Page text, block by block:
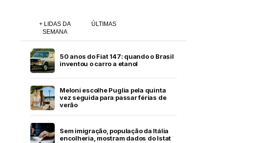
+ LIDAS DA
SEMANA
ÚLTIMAS
50 anos do Fiat 147: quando o Brasil
inventou o carro a etanol
Meloni escolhe Puglia pela quinta
vez seguida para passar férias de
verão
Sem imigração, população da Itália
encolheria, mostram dados do Istat